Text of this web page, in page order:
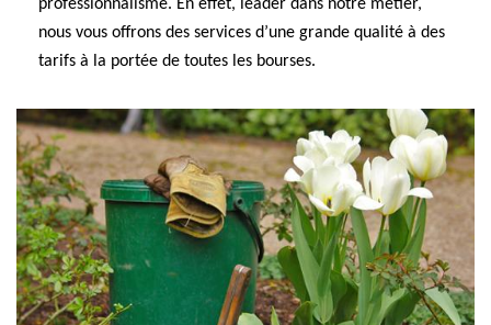
professionnalisme. En effet, leader dans notre métier,
nous vous offrons des services d’une grande qualité à des
tarifs à la portée de toutes les bourses.